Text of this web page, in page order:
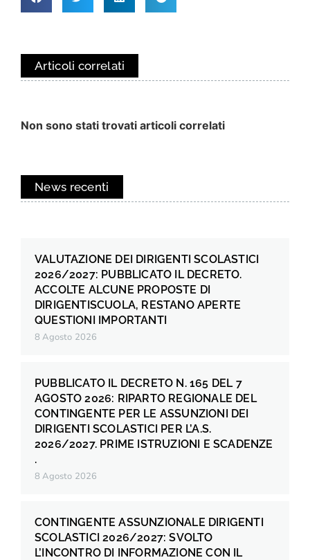
Articoli correlati
Non sono stati trovati articoli correlati
News recenti
VALUTAZIONE DEI DIRIGENTI SCOLASTICI
2026/2027: PUBBLICATO IL DECRETO.
ACCOLTE ALCUNE PROPOSTE DI
DIRIGENTISCUOLA, RESTANO APERTE
QUESTIONI IMPORTANTI
8 Agosto 2026
PUBBLICATO IL DECRETO N. 165 DEL 7
AGOSTO 2026: RIPARTO REGIONALE DEL
CONTINGENTE PER LE ASSUNZIONI DEI
DIRIGENTI SCOLASTICI PER L’A.S.
2026/2027. PRIME ISTRUZIONI E SCADENZE
.
8 Agosto 2026
CONTINGENTE ASSUNZIONALE DIRIGENTI
SCOLASTICI 2026/2027: SVOLTO
L’INCONTRO DI INFORMAZIONE CON IL